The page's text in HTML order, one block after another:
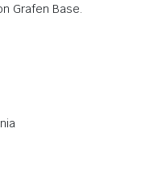
Grafen Base.